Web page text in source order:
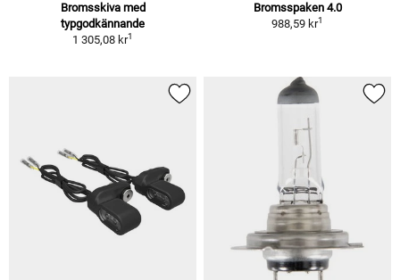
Bromsskiva med
typgodkännande
1 305,08 kr1
Bromsspaken 4.0
988,59 kr1